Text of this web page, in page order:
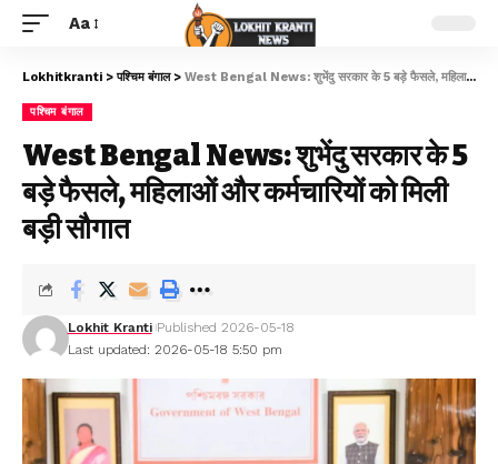
Aa
Lokhitkranti >पश्चिम बंगाल> West Bengal News: शुभेंदु सरकार के 5 बड़े फैसले, महिलाओं और कर्मचारियों को मिली बड़ी सौगात
पश्चिम बंगाल
West Bengal News: शुभेंदु सरकार के 5
बड़े फैसले, महिलाओं और कर्मचारियों को मिली
बड़ी सौगात
Last updated: 2026-05-18 5:50 pm
Lokhit Kranti Published 2026-05-18